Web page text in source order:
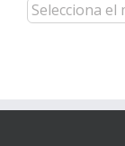
Archivo